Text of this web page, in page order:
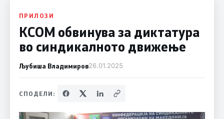
ПРИЛОЗИ
КСОМ обвинува за диктатура
во синдикалното движење
Љубиша Владимиров26.01.2025
СПОДЕЛИ: